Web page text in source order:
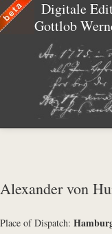
Digitale
Gottlob
Alexander von
Place of Dispatch: